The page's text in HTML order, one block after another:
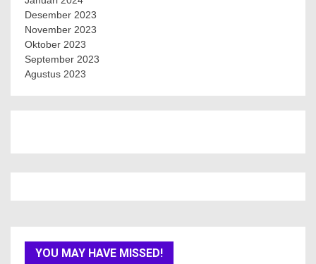
Desember 2023
November 2023
Oktober 2023
September 2023
Agustus 2023
YOU MAY HAVE MISSED!